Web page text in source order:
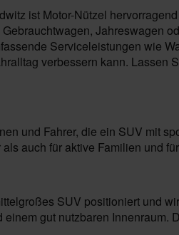
ist Motor-Nützel
Jahreswagen
Serviceleistungen wie
verbessern kann.
und Fahrer, die ein SUV mit
auch für aktive Familien und
SUV positioniert und
gut nutzbaren